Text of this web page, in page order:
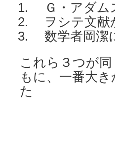
Ｇ・アダム
ヲシテ文献
数学者岡潔
これら３つが
もに、一番大
た